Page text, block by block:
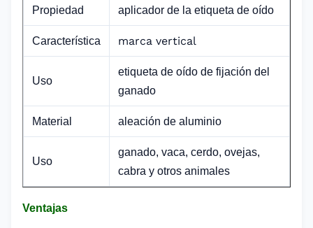
Propiedad aplicador de la etiqueta de oído
Característica marca vertical
Uso
etiqueta de oído de fijación del
ganado
Material aleación de aluminio
Uso
ganado, vaca, cerdo, ovejas,
cabra y otros animales
Ventajas